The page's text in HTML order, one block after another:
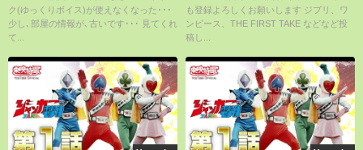
ク(ゆっくりボイス)が使えなくなった･･･
少し､部屋の情報が､古いです･･･ 見てくれ
て...
新話
も登録よろしくお願いします ジブリ、ワ
ンピース、THE FIRST TAKE などなど投
稿し...